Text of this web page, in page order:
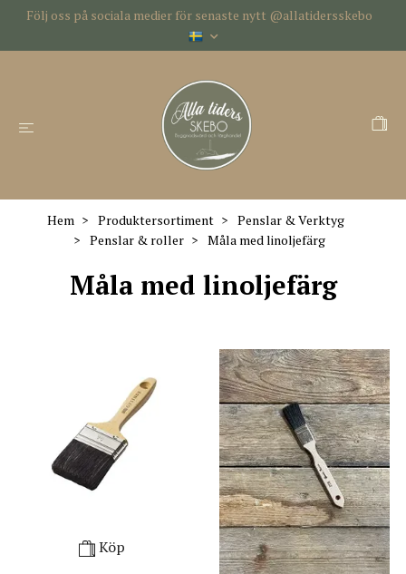
Följ oss på sociala medier för senaste nytt @allatidersskebo
Hem Produktersortiment
Penslar & Verktyg
Penslar & roller
Måla med linoljefärg
Måla med linoljefärg
Köp